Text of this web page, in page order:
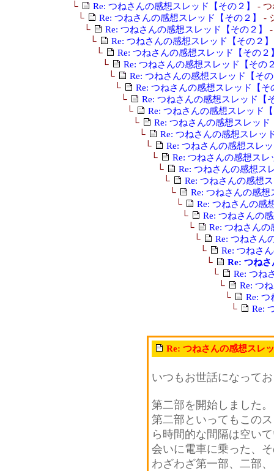
└
Re: つねさんの感想スレッド【その２】
-
└
Re: つねさんの感想スレッド【その２】
-
└
Re: つねさんの感想スレッド【その２】
└
Re: つねさんの感想スレッド【その２】
└
Re: つねさんの感想スレッド【その２
└
Re: つねさんの感想スレッド【その
└
Re: つねさんの感想スレッド【そ
└
Re: つねさんの感想スレッド【そ
└
Re: つねさんの感想スレッド【
└
Re: つねさんの感想スレッド
└
Re: つねさんの感想スレッド
└
Re: つねさんの感想スレッ
└
Re: つねさんの感想スレ
└
Re: つねさんの感想スレ
└
Re: つねさんの感想ス
└
Re: つねさんの感想
└
Re: つねさんの感
└
Re: つねさんの感
└
Re: つねさんの
└
Re: つねさん
└
Re: つねさん
└
Re: つねさ
└
Re: つね
└
Re: つね
└
Re: つ
└
Re: つ
└
Re:
Re: つねさんの感想スレ
いつもお世話になって
第二部を開始しました。
第二部といってもこの
ら時間的な間隔は空い
会いに電車に乗った、
わざわざ第一部、二部